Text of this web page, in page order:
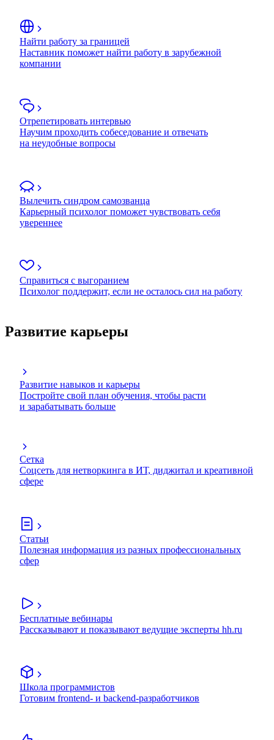
Найти работу за границей
Наставник поможет найти работу в зарубежной
компании
Отрепетировать интервью
Научим проходить собеседование и отвечать
на неудобные вопросы
Вылечить синдром самозванца
Карьерный психолог поможет чувствовать себя
увереннее
Справиться с выгоранием
Психолог поддержит, если не осталось сил на работу
Развитие карьеры
Развитие навыков и карьеры
Постройте свой план обучения, чтобы расти
и зарабатывать больше
Сетка
Соцсеть для нетворкинга в ИТ, диджитал и креативной
сфере
Статьи
Полезная информация из разных профессиональных
сфер
Бесплатные вебинары
Рассказывают и показывают ведущие эксперты hh.ru
Школа программистов
Готовим frontend- и backend-разработчиков